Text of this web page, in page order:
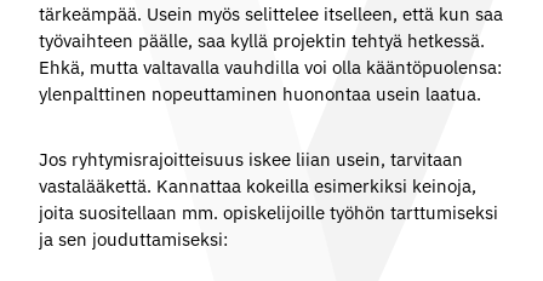
tärkeämpää. Usein myös selittelee itselleen, että kun saa
työvaihteen päälle, saa kyllä projektin tehtyä hetkessä.
Ehkä, mutta valtavalla vauhdilla voi olla kääntöpuolensa:
ylenpalttinen nopeuttaminen huonontaa usein laatua.
Jos ryhtymisrajoitteisuus iskee liian usein, tarvitaan
vastalääkettä. Kannattaa kokeilla esimerkiksi keinoja,
joita suositellaan mm. opiskelijoille työhön tarttumiseksi
ja sen jouduttamiseksi: